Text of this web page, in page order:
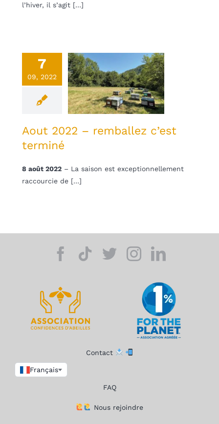
l’hiver, il s’agit […]
7
09, 2022
2022 –
c’est
terminé
Aout 2022 – remballez c’est
terminé
8 août 2022– La saison est exceptionnellement
raccourcie de […]
Contact
Français
FAQ
Nous rejoindre